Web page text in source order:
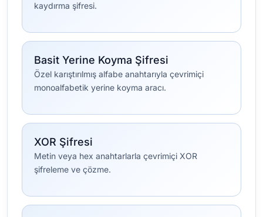
kaydırma şifresi.
Basit Yerine Koyma Şifresi
Özel karıştırılmış alfabe anahtarıyla çevrimiçi
monoalfabetik yerine koyma aracı.
XOR Şifresi
Metin veya hex anahtarlarla çevrimiçi XOR
şifreleme ve çözme.